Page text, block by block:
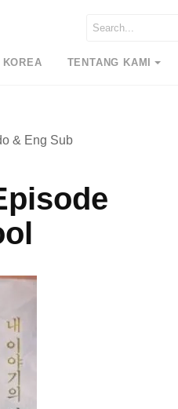
TENTANG KAMI
& Eng Sub